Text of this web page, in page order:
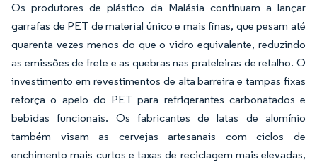
Os produtores de plástico da Malásia continuam a lançar
garrafas de PET de material único e mais finas, que pesam até
quarenta vezes menos do que o vidro equivalente, reduzindo
as emissões de frete e as quebras nas prateleiras de retalho. O
investimento em revestimentos de alta barreira e tampas fixas
reforça o apelo do PET para refrigerantes carbonatados e
bebidas funcionais. Os fabricantes de latas de alumínio
também visam as cervejas artesanais com ciclos de
enchimento mais curtos e taxas de reciclagem mais elevadas,